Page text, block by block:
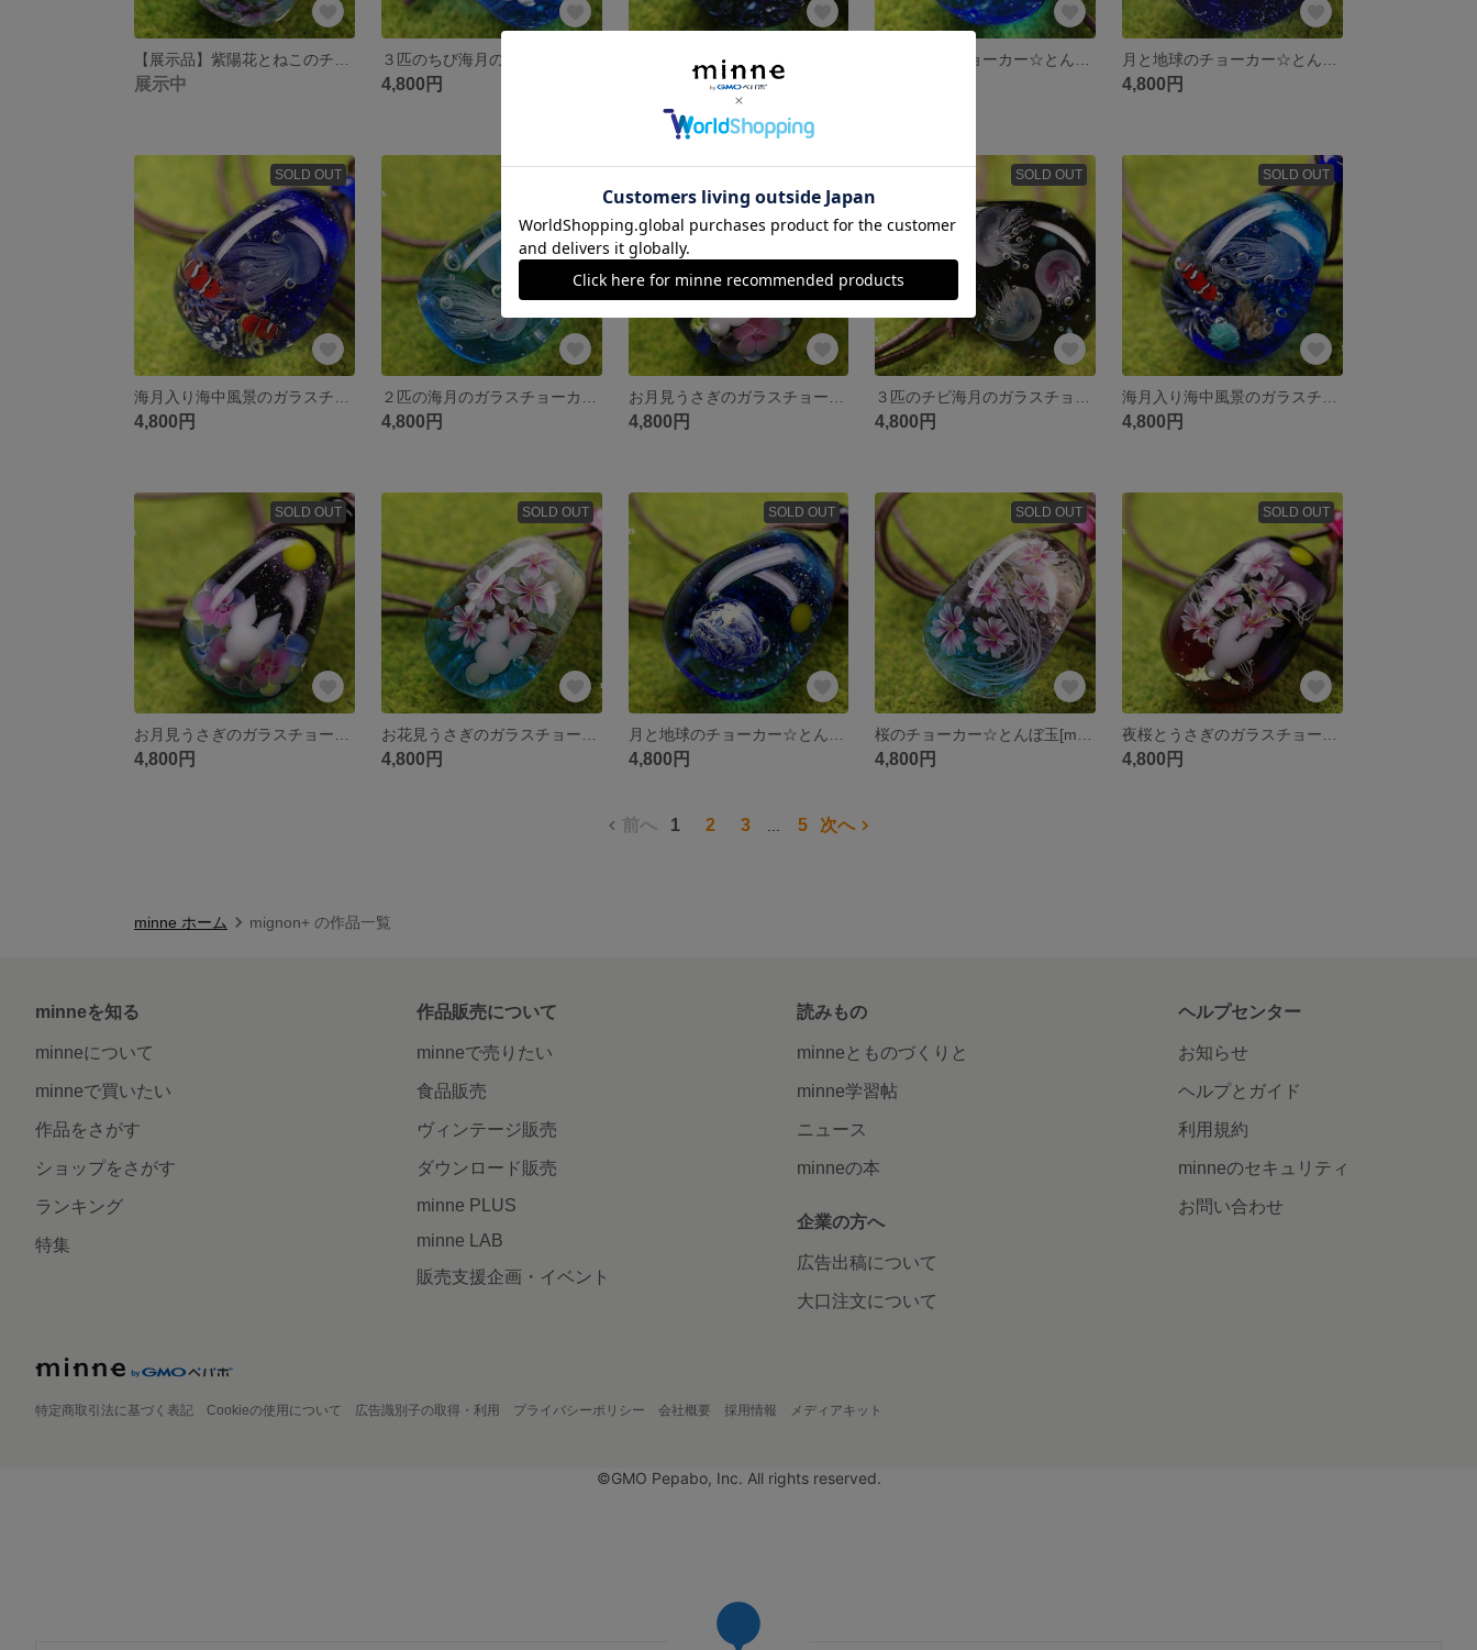
展示中 4,800円 4,800円
SOLD OUT
4,800円 4,800円 4,800円
SOLD OUT
4,800円
SOLD OUT
4,800円
SOLD OUT
4,800円
SOLD OUT
4,800円
SOLD OUT
4,800円
SOLD OUT
4,800円
SOLD OUT
4,800円
前へ 1 2 3 5 次へ
minne ホーム mignon+ の作品一覧
minneを知る
minneについて
minneで買いたい
作品をさがす
ショップをさがす
ランキング
特集
作品販売について
minneで売りたい
食品販売
ヴィンテージ販売
ダウンロード販売
minne PLUS
minne LAB
販売支援企画・イベント
読みもの
minneとものづくりと
minne学習帖
ニュース
minneの本
企業の方へ
広告出稿について
大口注文について
ヘルプセンター
お知らせ
ヘルプとガイド
利用規約
minneのセキュリティ
お問い合わせ
特定商取引法に基づく表記 Cookieの使用について 広告識別子の取得・利用 プライバシーポリシー 会社概要 採用情報 メディアキット
©GMO Pepabo, Inc. All rights reserved.